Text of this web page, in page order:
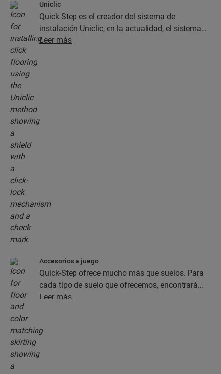
Uniclic
Quick-Step es el creador del sistema de
instalación Uniclic, en la actualidad, el sistema
estándar de instalación de clic. Use este sistema
Leer más
Accesorios a juego
Quick-Step ofrece mucho más que suelos. Para
cada tipo de suelo que ofrecemos, encontrará
una completa colección de accesorios, como
color del suelo que elija.
Leer más